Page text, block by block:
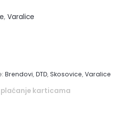
, Varalice
Brendovi,DTD,Skosovice,Varalice
plaćanje karticama